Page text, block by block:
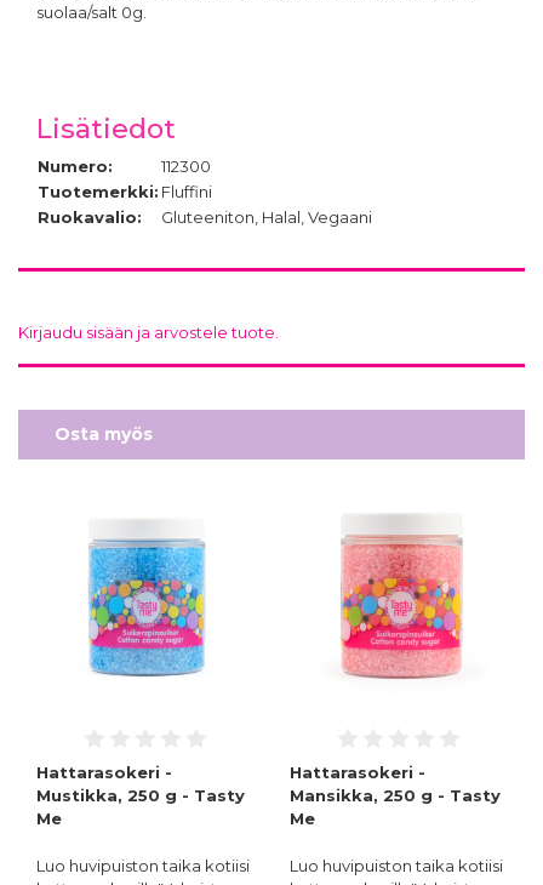
suolaa/salt 0g.
Lisätiedot
Numero:
112300
Tuotemerkki: Fluffini
Ruokavalio:
Gluteeniton, Halal, Vegaani
Kirjaudu sisään ja arvostele tuote.
Osta myös
Hattarasokeri -
Mustikka, 250 g - Tasty
Me
Luo huvipuiston taika kotiisi
Hattarasokeri -
Mansikka, 250 g - Tasty
Me
Luo huvipuiston taika kotiisi